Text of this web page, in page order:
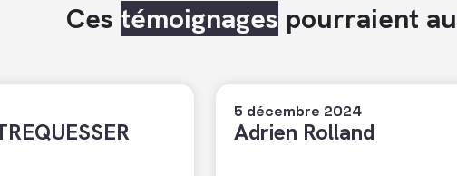
Ces témoignages pourraient
5 décembre 2024
Adrien Rolland